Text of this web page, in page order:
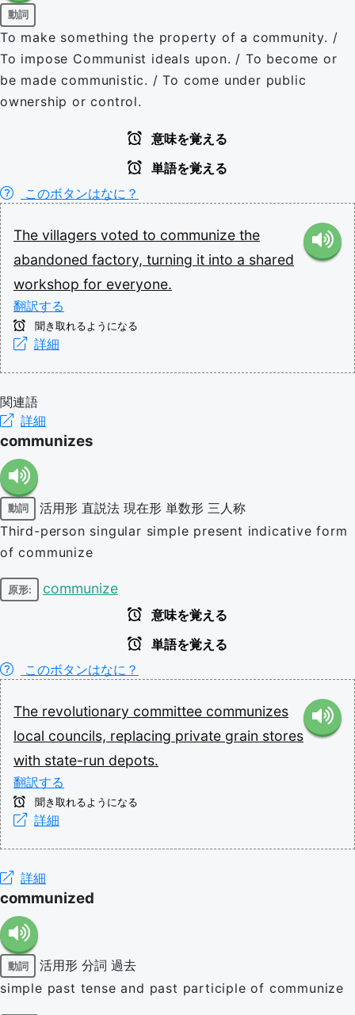
動詞
To make something the property of a community. /
To impose Communist ideals upon. / To become or
be made communistic. / To come under public
ownership or control.
意味を覚える
単語を覚える
このボタンはなに？
The villagers voted to communize the
abandoned factory, turning it into a shared
workshop for everyone.
翻訳する
聞き取れるようになる
詳細
関連語
詳細
communizes
動詞 活用形 直説法 現在形 単数形 三人称
Third-person singular simple present indicative form
of communize
原形: communize
意味を覚える
単語を覚える
このボタンはなに？
The revolutionary committee communizes
local councils, replacing private grain stores
with state-run depots.
翻訳する
聞き取れるようになる
詳細
詳細
communized
動詞 活用形 分詞 過去
simple past tense and past participle of communize